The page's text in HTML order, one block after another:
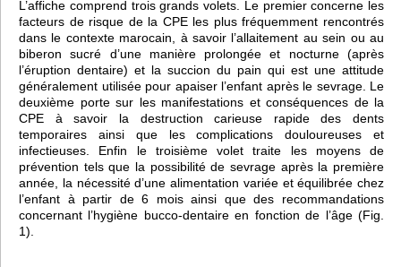
L’affiche comprend trois grands volets. Le premier concerne les
facteurs de risque de la CPE les plus fréquemment rencontrés
dans le contexte marocain, à savoir l’allaitement au sein ou au
biberon sucré d’une manière prolongée et nocturne (après
l’éruption dentaire) et la succion du pain qui est une attitude
généralement utilisée pour apaiser l’enfant après le sevrage. Le
deuxième porte sur les manifestations et conséquences de la
CPE à savoir la destruction carieuse rapide des dents
temporaires ainsi que les complications douloureuses et
infectieuses. Enfin le troisième volet traite les moyens de
prévention tels que la possibilité de sevrage après la première
année, la nécessité d’une alimentation variée et équilibrée chez
l’enfant à partir de 6 mois ainsi que des recommandations
concernant l’hygiène bucco-dentaire en fonction de l’âge (Fig.
1).